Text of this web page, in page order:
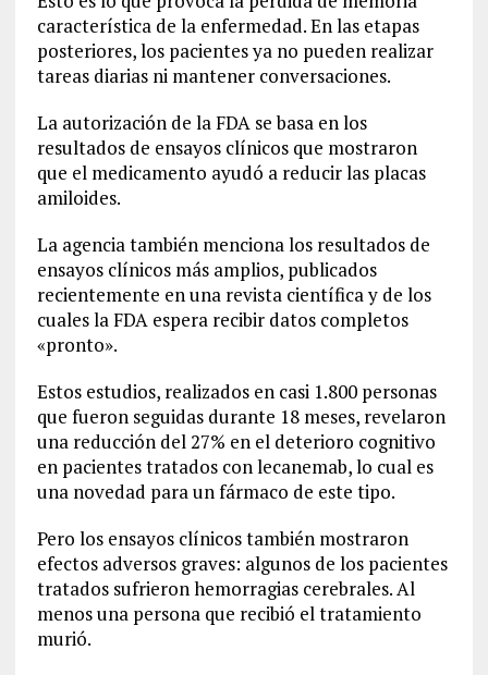
característica de la enfermedad. En las etapas
posteriores, los pacientes ya no pueden realizar
tareas diarias ni mantener conversaciones.
La autorización de la FDA se basa en los
resultados de ensayos clínicos que mostraron
que el medicamento ayudó a reducir las placas
amiloides.
La agencia también menciona los resultados de
ensayos clínicos más amplios, publicados
recientemente en una revista científica y de los
cuales la FDA espera recibir datos completos
«pronto».
Estos estudios, realizados en casi 1.800 personas
que fueron seguidas durante 18 meses, revelaron
una reducción del 27% en el deterioro cognitivo
en pacientes tratados con lecanemab, lo cual es
una novedad para un fármaco de este tipo.
Pero los ensayos clínicos también mostraron
efectos adversos graves: algunos de los pacientes
tratados sufrieron hemorragias cerebrales. Al
menos una persona que recibió el tratamiento
murió.